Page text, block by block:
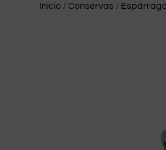
Inicio /Conservas /